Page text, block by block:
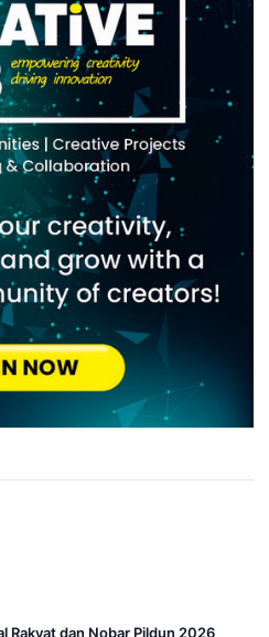
Rakyat dan Nobar Pildun 2026